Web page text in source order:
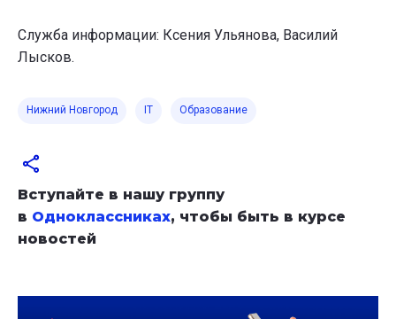
Служба информации: Ксения Ульянова, Василий
Лысков.
Нижний Новгород IT Образование
Вступайте в нашу группу
в Одноклассниках, чтобы быть в курсе
новостей